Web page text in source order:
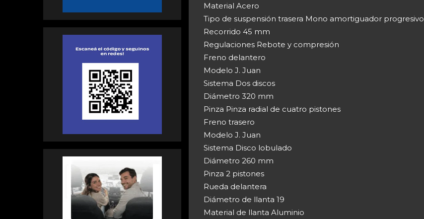
Material Acero
Tipo de suspensión trasera Mono amortiguador progresivo
Recorrido 45 mm
Regulaciones Rebote y compresión
Freno delantero
Modelo J. Juan
Sistema Dos discos
Diámetro 320 mm
Pinza Pinza radial de cuatro pistones
Freno trasero
Modelo J. Juan
Sistema Disco lobulado
Diámetro 260 mm
Pinza 2 pistones
Rueda delantera
Diámetro de llanta 19
Material de llanta Aluminio